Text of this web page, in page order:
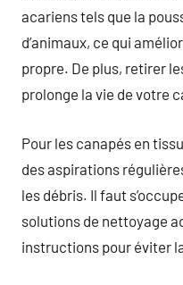
acariens tels que la
d’animaux, ce qui
propre. De plus, retirer
prolonge la vie de votre
Pour les canapés en
des aspirations
les débris. Il faut
solutions de nettoyage
instructions pour éviter